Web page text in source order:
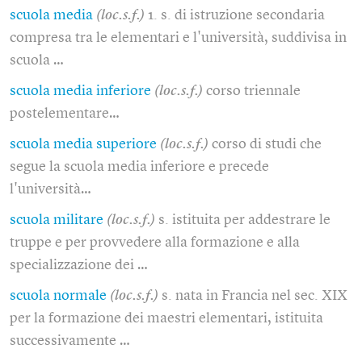
scuola media (loc.s.f.) 1. s. di istruzione secondaria
compresa tra le elementari e l'università, suddivisa in
scuola …
scuola media inferiore (loc.s.f.) corso triennale
postelementare…
scuola media superiore (loc.s.f.) corso di studi che
segue la scuola media inferiore e precede
l'università…
scuola militare (loc.s.f.) s. istituita per addestrare le
truppe e per provvedere alla formazione e alla
specializzazione dei …
scuola normale (loc.s.f.) s. nata in Francia nel sec. XIX
per la formazione dei maestri elementari, istituita
successivamente …